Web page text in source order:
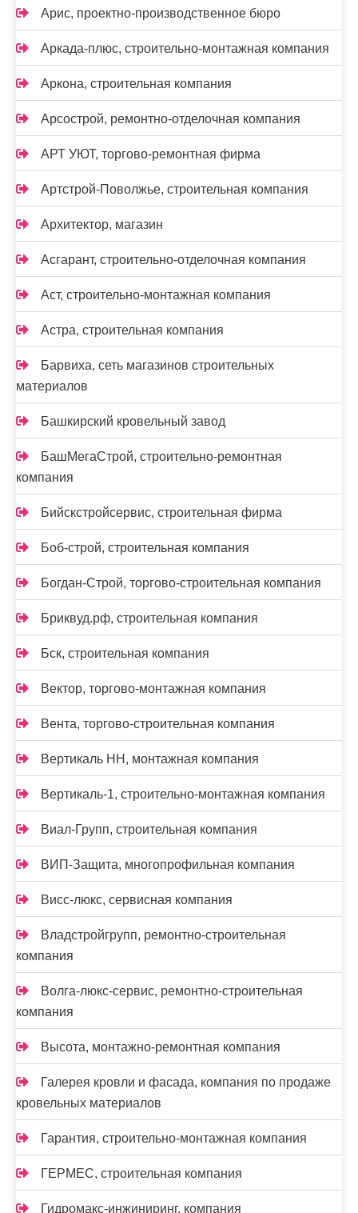
Арис, проектно-производственное бюро
Аркада-плюс, строительно-монтажная компания
Аркона, строительная компания
Арсострой, ремонтно-отделочная компания
АРТ УЮТ, торгово-ремонтная фирма
Артстрой-Поволжье, строительная компания
Архитектор, магазин
Асгарант, строительно-отделочная компания
Аст, строительно-монтажная компания
Астра, строительная компания
Барвиха, сеть магазинов строительных
материалов
Башкирский кровельный завод
БашМегаСтрой, строительно-ремонтная
компания
Бийскстройсервис, строительная фирма
Боб-строй, строительная компания
Богдан-Строй, торгово-строительная компания
Бриквуд.рф, строительная компания
Бск, строительная компания
Вектор, торгово-монтажная компания
Вента, торгово-строительная компания
Вертикаль НН, монтажная компания
Вертикаль-1, строительно-монтажная компания
Виал-Групп, строительная компания
ВИП-Защита, многопрофильная компания
Висс-люкс, сервисная компания
Владстройгрупп, ремонтно-строительная
компания
Волга-люкс-сервис, ремонтно-строительная
компания
Высота, монтажно-ремонтная компания
Галерея кровли и фасада, компания по продаже
кровельных материалов
Гарантия, строительно-монтажная компания
ГЕРМЕС, строительная компания
Гидромакс-инжиниринг, компания